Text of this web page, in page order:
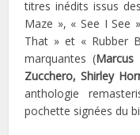
titres inédits issus des
Maze », « See I See
That » et « Rubber
marquantes (Marcus
Zucchero, Shirley
anthologie
pochette signées du